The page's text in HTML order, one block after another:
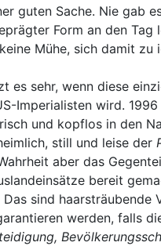
guten Sache. Nie gab
Form an den
Mühe, sich damit zu
es sehr, wenn diese
Imperialisten wird.
und kopflos in den
still und leise der
aber das
bereit
sind haarsträubende
werden, falls